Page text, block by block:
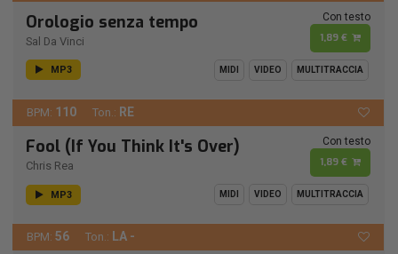
Orologio senza tempo
Sal Da Vinci
Con testo
1,89 €
MP3 MIDI VIDEO MULTITRACCIA
BPM: 110 Ton.: RE
Fool (If You Think It's Over)
Chris Rea
Con testo
1,89 €
MP3 MIDI VIDEO MULTITRACCIA
BPM: 56 Ton.: LA -